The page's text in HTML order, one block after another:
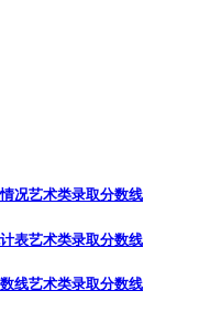
况艺术类录取分数线
表艺术类录取分数线
线艺术类录取分数线